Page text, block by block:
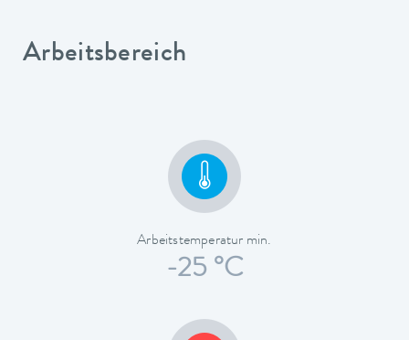
Arbeitsbereich
Arbeitstemperatur min.
-25 °C